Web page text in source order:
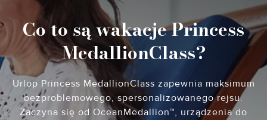
Co to są wakacje Princess
MedallionClass?
Urlop Princess MedallionClass zapewnia maksimum
bezproblemowego, spersonalizowanego rejsu.
Zaczyna się od OceanMedallion™, urządzenia do